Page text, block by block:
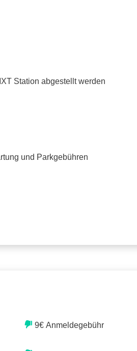
Station abgestellt werden
und Parkgebühren
9€ Anmeldegebühr